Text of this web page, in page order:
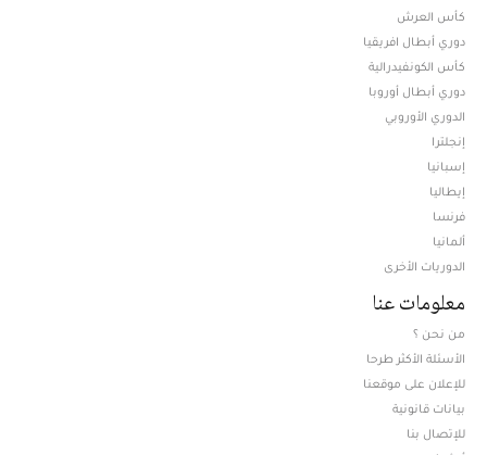
كأس العرش
دوري أبطال افريقيا
كأس الكونفيدرالية
دوري أبطال أوروبا
الدوري الأوروبي
إنجلترا
إسبانيا
إيطاليا
فرنسا
ألمانيا
الدوريات الأخرى
معلومات عنا
من نحن ؟
الأسئلة الأكثر طرحا
للإعلان على موقعنا
بيانات قانونية
للإتصال بنا